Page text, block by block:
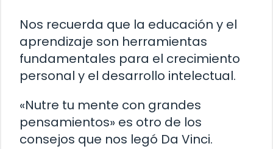
Nos recuerda que la educación y el
aprendizaje son herramientas
fundamentales para el crecimiento
personal y el desarrollo intelectual.
«Nutre tu mente con grandes
pensamientos» es otro de los
consejos que nos legó Da Vinci.